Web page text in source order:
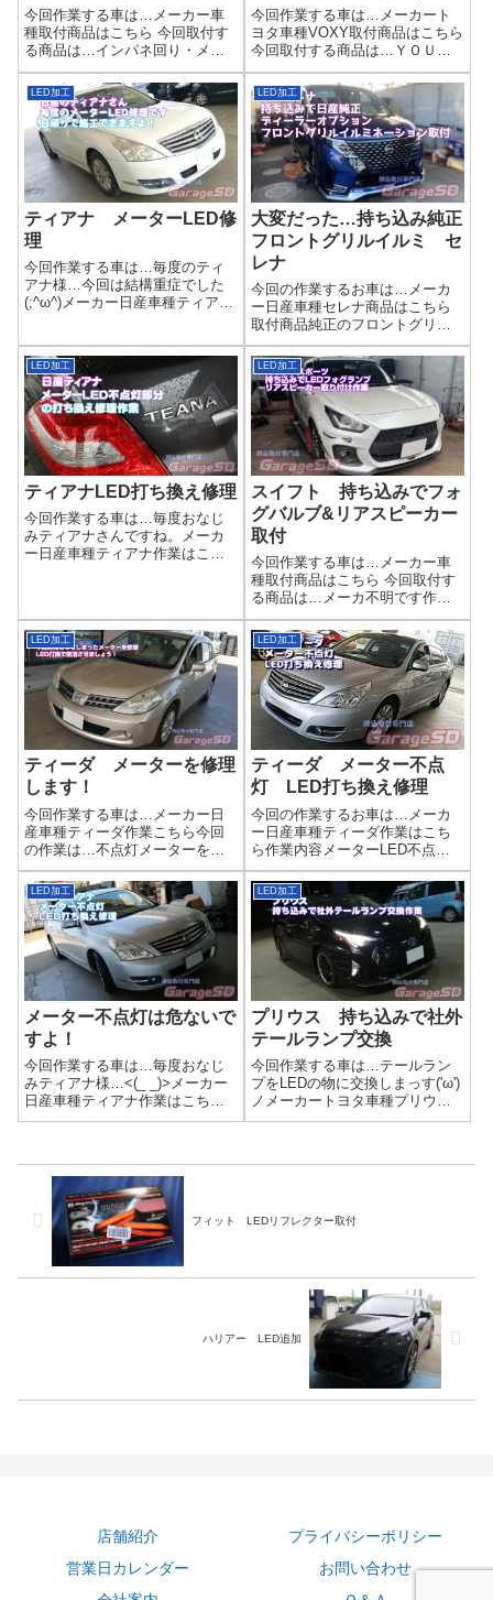
今回作業する車は…メーカー車
種取付商品はこちら 今回取付す
る商品は…インパネ回り・メー
ター周り・エアコンパネル
LED打ち換え作業ハイエースは
新車でも昔ながらの緑色です…
作業写真LED打ち換え作業はLED
を変えるところまでのバラし作
業が大変...
今回作業する車は…メーカート
ヨタ車種VOXY取付商品はこちら
今回取付する商品は…ＹＯＵＲ
Ｓ ライト製品バックランプ、
ウインカーとかですね。ＹＯＵ
ＲＳ製品は下記からチェック
(^^)/ いろいろ出てるので商品選
びが楽しめます♪作業写真内装パ
ネ...
LED加工
ティアナ メーターLED修
理
今回作業する車は…毎度のティ
アナ様…今回は結構重症でした
(;^ω^)メーカー日産車種ティアナ
ね…LEDが不点灯になっている
ので、この時期のLED素子があ
んまり良くないんですかね...
LED加工
大変だった…持ち込み純正
フロントグリルイルミ セ
レナ
今回の作業するお車は…メーカ
ー日産車種セレナ商品はこちら
取付商品純正のフロントグリル
イルミネーションとにかく穴あ
け作業が大変。。。完了画像純
正なので仕上がりはピカイチで
す('ω')ノ🚗 外装ドレスアップ・
持ち込みパーツ施工のご案内当
店では、...
LED加工
ティアナLED打ち換え修理
今回作業する車は…毎度おなじ
みティアナさんですね。メーカ
ー日産車種ティアナ作業はこち
同色部分は全て打ち換えます。
作業写真ディーラー様も持ち込
み修理に来ま...
LED加工
スイフト 持ち込みでフォ
グバルブ&リアスピーカー
取付
今回作業する車は…メーカー車
種取付商品はこちら 今回取付す
る商品は…メーカ不明です作業
写真画像はないですが、リアス
ピーカーも交換完了です持ち込
みフォグランプ取り付け承りま
す！🚗 あなたの車にぴったりの
フォグランプをプロの技術で取
り付けます！...
LED加工
ティーダ メーターを修理
します！
今回作業する車は…メーカー日
産車種ティーダ作業こちら今回
の作業は…不点灯メーターを修
理しますスピードが点灯不良は
怖いですね。作業写真拡散タイ
プなので打ち換えるLEDは少な
いですが、不点灯だった色の
LEDは全て打ち換えます。作業
完了車両に戻す...
LED加工
ティーダ メーター不点
灯 LED打ち換え修理
今回の作業するお車は…メーカ
ー日産車種ティーダ作業はこち
ら作業内容メーターLED不点灯
なので、打ち換えで対応します
完了画像日○ディーラーからも打
ち換え修理がきますので、部品
がもう出ないのかもしれません
ね( 一一)はい。違うところが消
えました...
LED加工
メーター不点灯は危ないで
すよ！
今回作業する車は…毎度おなじ
みティアナ様…<(_ _)>メーカー
日産車種ティアナ作業はこちら
今回の作業は…ご覧の通り不点
了です！ティアナのメーター修
理ですが...
LED加工
プリウス 持ち込みで社外
テールランプ交換
今回作業する車は…テールラン
プをLEDの物に交換しまっす('ω')
ノメーカートヨタ車種プリウス
取付商品はこちら 今回取付する
フィット LEDリフレクター取付
ハリアー LED追加
店舗紹介
プライバシーポリシー
営業日カレンダー
お問い合わせ